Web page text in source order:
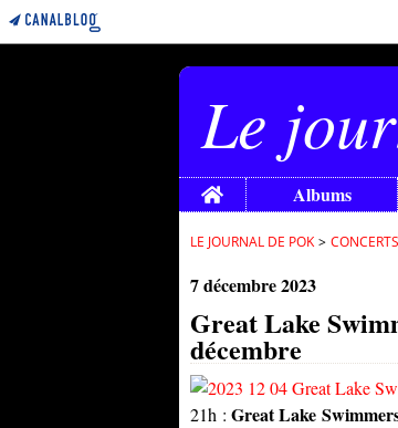
Le
Home Albums
LE JOURNAL DE POK > CONCERTS
7 décembre 2023
Great Lake
décembre
21h :Great Lake